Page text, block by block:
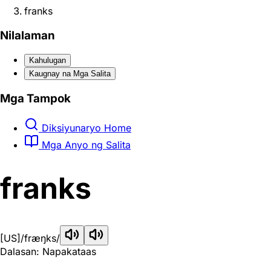
franks
Nilalaman
Kahulugan
Kaugnay na Mga Salita
Mga Tampok
Diksiyunaryo Home
Mga Anyo ng Salita
franks
[US] /fræŋks/
Dalasan: Napakataas